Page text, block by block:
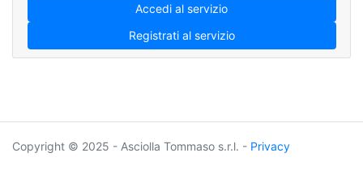
Accedi al servizio
Registrati al servizio
Copyright © 2025 - Asciolla Tommaso s.r.l. - Privacy